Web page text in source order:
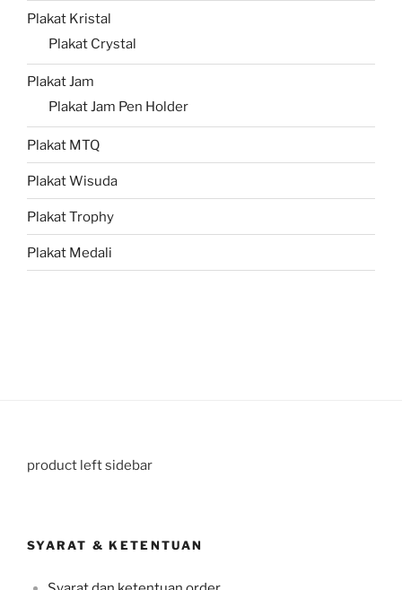
Plakat Kristal
Plakat Crystal
Plakat Jam
Plakat Jam Pen Holder
Plakat MTQ
Plakat Wisuda
Plakat Trophy
Plakat Medali
product left sidebar
SYARAT & KETENTUAN